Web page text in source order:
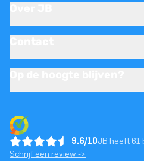
9.6/10JB heeft 61
Schrijf een review ->